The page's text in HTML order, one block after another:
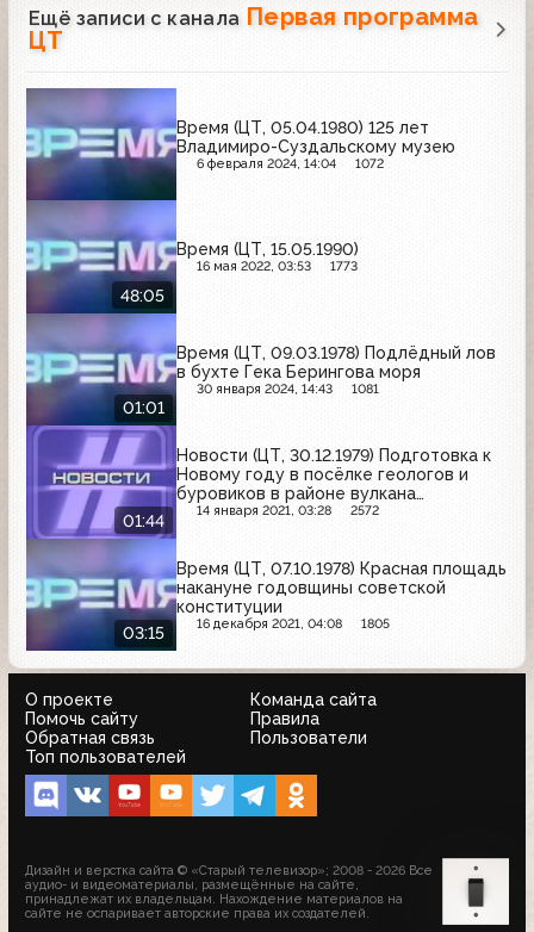
Ещё записи с канала Первая программа
ЦТ
Время (ЦТ, 05.04.1980) 125 лет
Владимиро-Суздальскому музею
6 февраля 2024, 14:04 1072
48:05
Время (ЦТ, 15.05.1990)
16 мая 2022, 03:53 1773
01:01
Время (ЦТ, 09.03.1978) Подлёдный лов
в бухте Гека Берингова моря
30 января 2024, 14:43 1081
01:44
Новости (ЦТ, 30.12.1979) Подготовка к
Новому году в посёлке геологов и
буровиков в районе вулкана
Мутновский на Камчатке
14 января 2021, 03:28 2572
03:15
Время (ЦТ, 07.10.1978) Красная площадь
накануне годовщины советской
конституции
16 декабря 2021, 04:08 1805
О проекте
Команда сайта
Помочь сайту
Правила
Обратная связь
Пользователи
Топ пользователей
Дизайн и верстка сайта © «Старый телевизор»; 2008 - 2026 Все
аудио- и видеоматериалы, размещённые на сайте,
принадлежат их владельцам. Нахождение материалов на
сайте не оспаривает авторские права их создателей.